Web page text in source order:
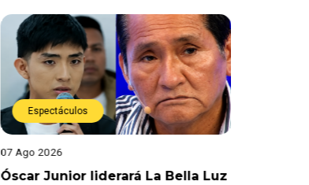
Espectáculos
07 Ago 2026
Óscar Junior liderará La Bella Luz